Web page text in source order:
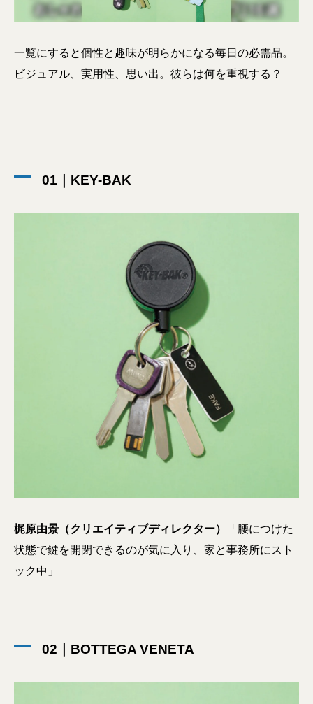
一覧にすると個性と趣味が明らかになる毎日の必需品。
ビジュアル、実用性、思い出。彼らは何を重視する？
01｜KEY-BAK
梶原由景（クリエイティブディレクター）
「腰につけた
状態で鍵を開閉できるのが気に入り、家と事務所にスト
ック中」
02｜BOTTEGA VENETA